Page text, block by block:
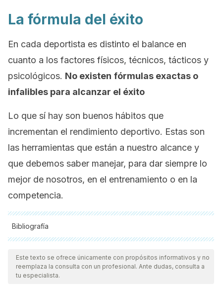
La fórmula del éxito
En cada deportista es distinto el balance en
cuanto a los factores físicos, técnicos, tácticos y
psicológicos. No existen fórmulas exactas o
infalibles para alcanzar el éxito
Lo que sí hay son buenos hábitos que
incrementan el rendimiento deportivo. Estas son
las herramientas que están a nuestro alcance y
que debemos saber manejar, para dar siempre lo
mejor de nosotros, en el entrenamiento o en la
competencia.
Bibliografía
Todas las fuentes citadas fueron revisadas a profundidad por
nuestro equipo, para asegurar su calidad, confiabilidad,
vigencia y validez.La bibliografía de este artículo fue
Este texto se ofrece únicamente con propósitos informativos y no
reemplaza la consulta con un profesional. Ante dudas, consulta a
tu especialista.